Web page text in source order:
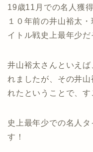
19歳11月での名人獲
１０年前の井山裕太
イトル戦史上最年少だ
井山裕太さんといえ
れましたが、その井
れたということで、す
史上最年少での名人
す！